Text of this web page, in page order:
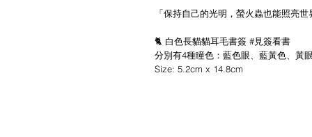
「保持自己的光明，螢火蟲也能照亮
🐈 白色長貓貓耳毛書簽 #見簽看書
分別有4種瞳色：藍色眼、藍黃色、黃
Size: 5.2cm x 14.8cm